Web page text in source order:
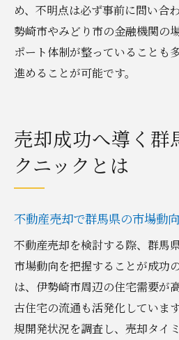
め、不明点は必ず事前に問い合
勢崎市やみどり市の金融機関の
ポート体制が整っていることも
進めることが可能です。
売却成功へ導く群
クニックとは
不動産売却で群馬県の市場動
不動産売却を検討する際、群馬
市場動向を把握することが成功
は、伊勢崎市周辺の住宅需要が
古住宅の流通も活発化していま
規開発状況を調査し、売却タイ